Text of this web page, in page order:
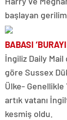
başlayan
BABASI
İngiliz Daily
göre Sussex
Ülke- Genellikle
artık vatanı
kesmiş oldu.